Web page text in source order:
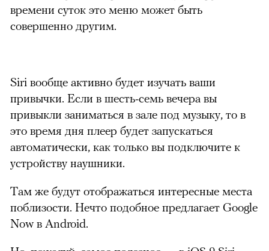
времени суток это меню может быть
совершенно другим.
Siri вообще активно будет изучать ваши
привычки. Если в шесть-семь вечера вы
привыкли заниматься в зале под музыку, то в
это время дня плеер будет запускаться
автоматически, как только вы подключите к
устройству наушники.
Там же будут отображаться интересные места
поблизости. Нечто подобное предлагает Google
Now в Android.